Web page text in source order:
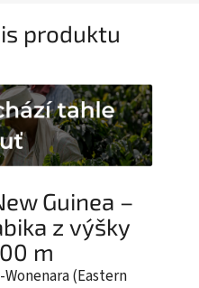
produktu
Guinea –
z výšky
m
(Eastern